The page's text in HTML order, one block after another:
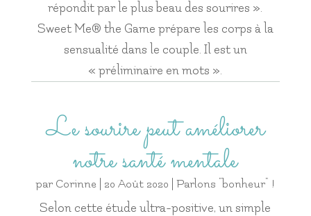
répondit par le plus beau des sourires ».
Sweet Me® the Game prépare les corps à la
sensualité dans le couple. Il est un
« préliminaire en mots ».
Le sourire peut améliorer
notre santé mentale
par Corinne 20 Août 2020 |Parlons "bonheur" !
Selon cette étude ultra-positive, un simple